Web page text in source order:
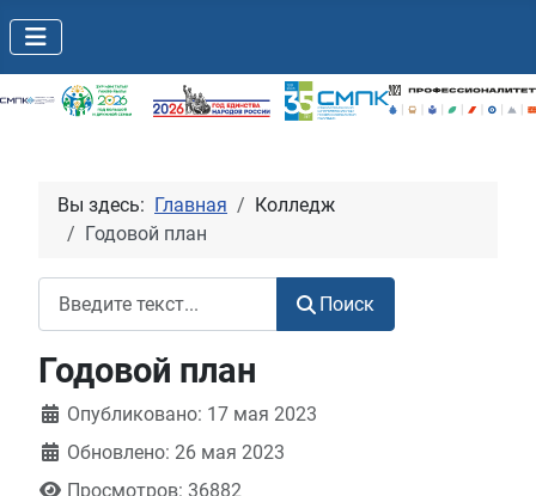
Вы здесь: Главная
Колледж
Годовой план
Поиск
Годовой план
Информация о материале
Опубликовано: 17 мая 2023
Обновлено: 26 мая 2023
Просмотров: 36882